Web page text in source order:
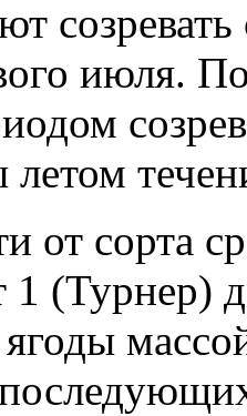
июля.
летом
от сорта
1